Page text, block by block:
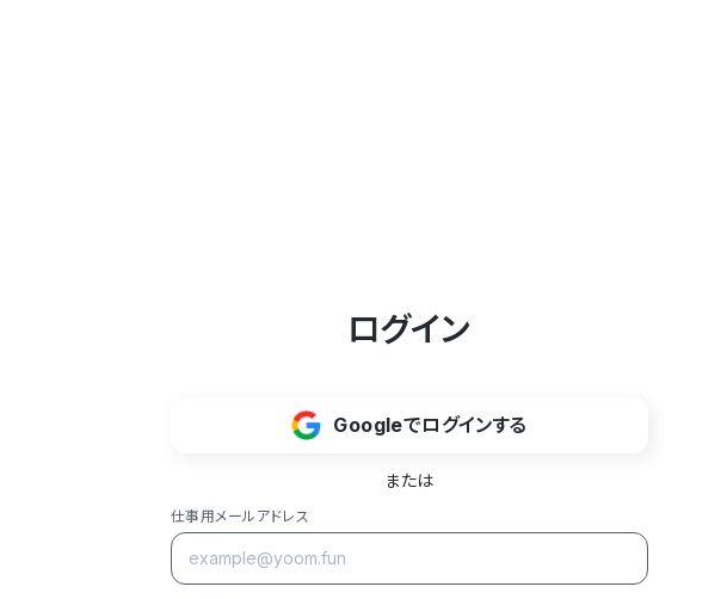
ログイン
Googleでログインする
または
仕事用メールアドレス